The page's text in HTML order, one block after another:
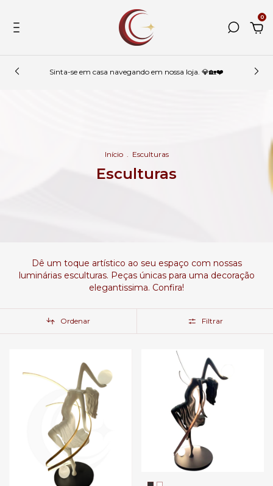
0
Sinta-se em casa navegando em nossa loja. 💎🏡❤️
Início . Esculturas
Esculturas
Dê um toque artístico ao seu espaço com nossas
luminárias esculturas. Peças únicas para uma decoração
elegantissima. Confira!
Ordenar Filtrar